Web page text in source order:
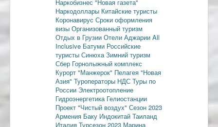
Наркобизнес "Новая газета"
Наркодоллары Китайские туристы
Коронавирус Сроки оформления
визы Организованный туризм
Отдых в Грузии Отели Аджарии All
Inclusive Батуми Российские
туристы Синюха Зимний туризм
Сбер Горнолыжный комплекс
Курорт "Манжерок" Пелагея "Новая
Азия" Туроператоры НДС Туры по
России Электроотопление
Гидроэнергетика Гелиостанции
Проект "Чистый воздух" Сезон 2023
Армения Баку Индокитай Таиланд
Италия Турсезон 2023 Марина